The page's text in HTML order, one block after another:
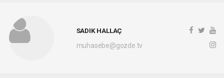
SADIK HALLAÇ
muhasebe@gozde.tv